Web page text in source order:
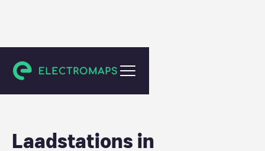
Mistelbach
Laadstations in